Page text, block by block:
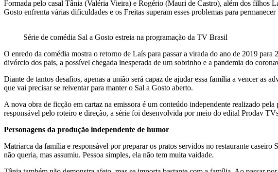
Formada pelo casal Tânia (Valéria Vieira) e Rogério (Mauri de Castro), além dos filhos
Gosto enfrenta várias dificuldades e os Freitas superam esses problemas para permanecer
Série de comédia Sal a Gosto estreia na programação da TV Brasil
O enredo da comédia mostra o retorno de Laís para passar a virada do ano de 2019
divórcio dos pais, a possível chegada inesperada de um sobrinho e a pandemia do
Diante de tantos desafios, apenas a união será capaz de ajudar essa família a vencer
que vai precisar se reiventar para manter o Sal a Gosto aberto.
A nova obra de ficção em cartaz na emissora é um conteúdo independente realizado
responsável pelo roteiro e direção, a série foi desenvolvida por meio do edital Prodav
Personagens da produção independente de humor
Matriarca da família e responsável por preparar os pratos servidos no restaurante
não queria, mas assumiu. Pessoa simples, ela não tem muita vaidade.